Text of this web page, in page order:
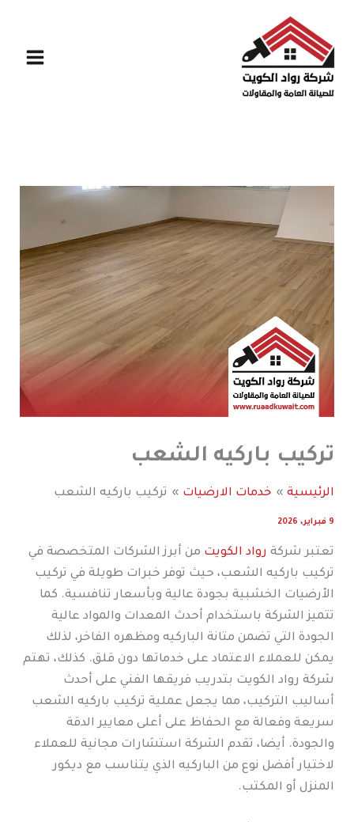
المحتوى
تركيب باركيه الشعب
الرئيسية خدمات الارضيات تركيب باركيه الشعب
9 فبراير، 2026
تعتبر شركة رواد الكويت من أبرز الشركات المتخصصة في
تركيب باركيه الشعب، حيث توفر خبرات طويلة في تركيب
الأرضيات الخشبية بجودة عالية وبأسعار تنافسية. كما
تتميز الشركة باستخدام أحدث المعدات والمواد عالية
الجودة التي تضمن متانة الباركيه ومظهره الفاخر، لذلك
يمكن للعملاء الاعتماد على خدماتها دون قلق. كذلك، تهتم
شركة رواد الكويت بتدريب فريقها الفني على أحدث
أساليب التركيب، مما يجعل عملية تركيب باركيه الشعب
سريعة وفعالة مع الحفاظ على أعلى معايير الدقة
والجودة. أيضا، تقدم الشركة استشارات مجانية للعملاء
لاختيار أفضل نوع من الباركيه الذي يتناسب مع ديكور
المنزل أو المكتب.